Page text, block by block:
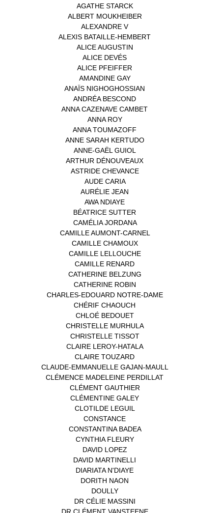
AGATHE STARCK(1)
ALBERT MOUKHEIBER
ALEXANDRE V(1)
ALEXIS BATAILLE-HEMBERT
ALICE AUGUSTIN
ALICE DEVÉS
ALICE PFEIFFER
AMANDINE GAY(1)
ANAÏS NIGHOGHOSSIAN
ANDRÉA BESCOND
ANNA CAZENAVE CAMBET
ANNA ROY(1)
ANNA TOUMAZOFF
ANNE SARAH KERTUDO(1)
ANNE-GAËL GUIOL
ARTHUR DÉNOUVEAUX
ASTRIDE CHEVANCE(3)
AUDE CARIA(1)
AURÉLIE JEAN
AWA NDIAYE
BÉATRICE SUTTER
CAMÉLIA JORDANA(1)
CAMILLE AUMONT-CARNEL
CAMILLE CHAMOUX(1)
CAMILLE LELLOUCHE(1)
CAMILLE RENARD
CATHERINE BELZUNG
CATHERINE ROBIN
CHARLES-EDOUARD NOTRE-DAME(1)
CHÉRIF CHAOUCH
CHLOÉ BEDOUET(1)
CHRISTELLE MURHULA(1)
CHRISTELLE TISSOT(2)
CLAIRE LEROY-HATALA(1)
CLAIRE TOUZARD
CLAUDE-EMMANUELLE GAJAN-MAULL
CLÉMENCE MADELEINE PERDILLAT
CLÉMENT GAUTHIER
CLÉMENTINE GALEY
CLOTILDE LEGUIL
CONSTANCE
CONSTANTINA BADEA(1)
CYNTHIA FLEURY(2)
DAVID LOPEZ
DAVID MARTINELLI
DIARIATA N'DIAYE
DORITH NAON
DOULLY(1)
DR CÉLIE MASSINI